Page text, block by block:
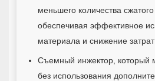
меньшего количества сжатого
обеспечивая эффективное
материала и снижение
Съемный инжектор, который
без использования